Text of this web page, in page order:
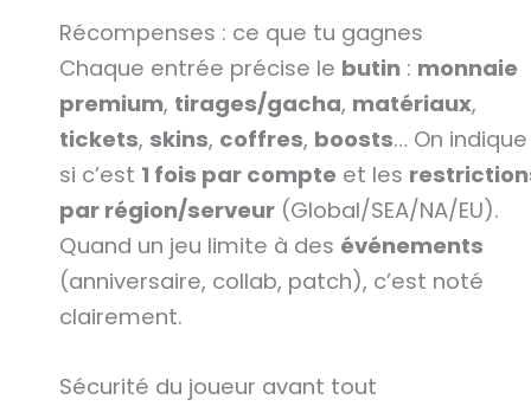
Récompenses : ce que tu gagnes
Chaque entrée précise le butin : monnaie
premium, tirages/gacha, matériaux,
tickets, skins, coffres, boosts… On indique
si c’est 1 fois par compte et les
par région/serveur (Global/SEA/NA/EU).
Quand un jeu limite à des événements
(anniversaire, collab, patch), c’est noté
clairement.
Sécurité du joueur avant tout